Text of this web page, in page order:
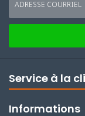
ADRESSE COURRIEL
Service à la
Informations